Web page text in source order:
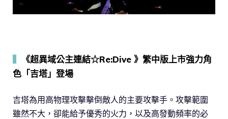
《超異域公主連結☆Re:Dive 》繁中版上市強力角
色「吉塔」登場
吉塔為用高物理攻擊擊倒敵人的主要攻擊手。攻擊範圍
雖然不大，卻能給予優秀的火力，以及高發動頻率的必